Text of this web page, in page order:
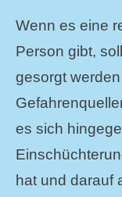
Wenn es eine
Person gibt,
gesorgt
es sich
hat und darauf